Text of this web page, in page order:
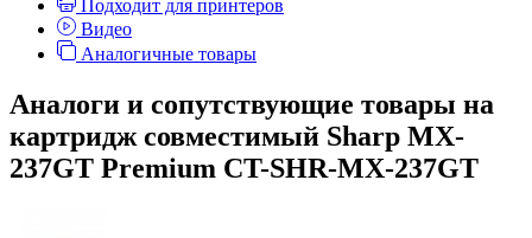
Подходит для принтеров
Видео
Аналогичные товары
Аналоги и сопутствующие товары на
картридж совместимый Sharp MX-
237GT Premium CT-SHR-MX-237GT